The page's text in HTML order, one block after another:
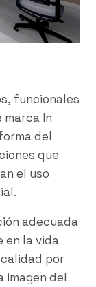
funcionales
marca In
del
que
el uso
adecuada
en la vida
por
del